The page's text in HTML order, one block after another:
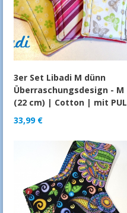
3er Set Libadi M dünn
Überraschungsdesign - M
(22 cm) | Cotton | mit PUL
33,99 €